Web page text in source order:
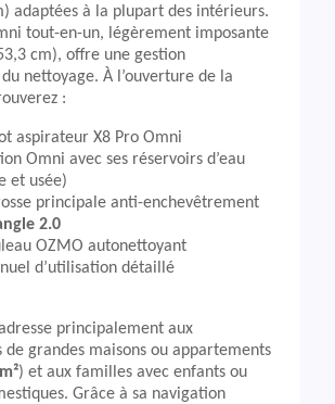
adaptées à la plupart des intérieurs.
tout-en-un, légèrement imposante
cm), offre une gestion
nettoyage. À l’ouverture de la
:
aspirateur X8 Pro Omni
Omni avec ses réservoirs d’eau
et usée)
principale anti-enchevêtrement
2.0
OZMO autonettoyant
d’utilisation détaillé
principalement aux
grandes maisons ou appartements
) et aux familles avec enfants ou
Grâce à sa navigation